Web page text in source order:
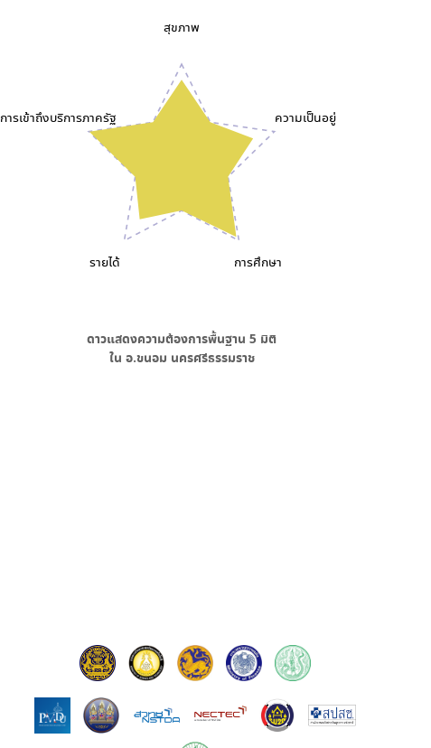
สุขภาพ
ความเป็นอยู่
การศึกษา
รายได้
การเข้าถึงบริการภาครัฐ
ดาวแสดงความต้องการพื้นฐาน 5 มิติ
ใน อ.ขนอม นครศรีธรรมราช